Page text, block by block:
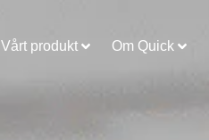
Vårt produkt Om Quick